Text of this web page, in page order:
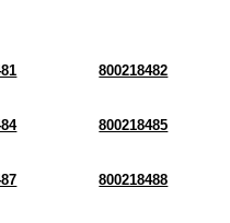
800218482
800218485
800218488